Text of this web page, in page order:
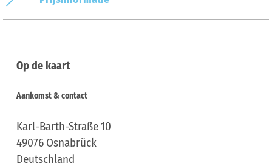
Op de kaart
Aankomst & contact
Karl-Barth-Straße 10
49076 Osnabrück
Deutschland